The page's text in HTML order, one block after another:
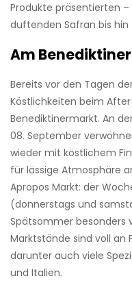
Produkte präsentierten
duftenden Safran bis hin
Am
Bereits vor den Tagen
Köstlichkeiten beim
Benediktinermarkt. An
08. September
wieder mit köstlichem
für lässige Atmosphäre
Apropos Markt: der
(donnerstags und
Spätsommer besonders
Marktstände sind voll an
darunter auch viele
und Italien.